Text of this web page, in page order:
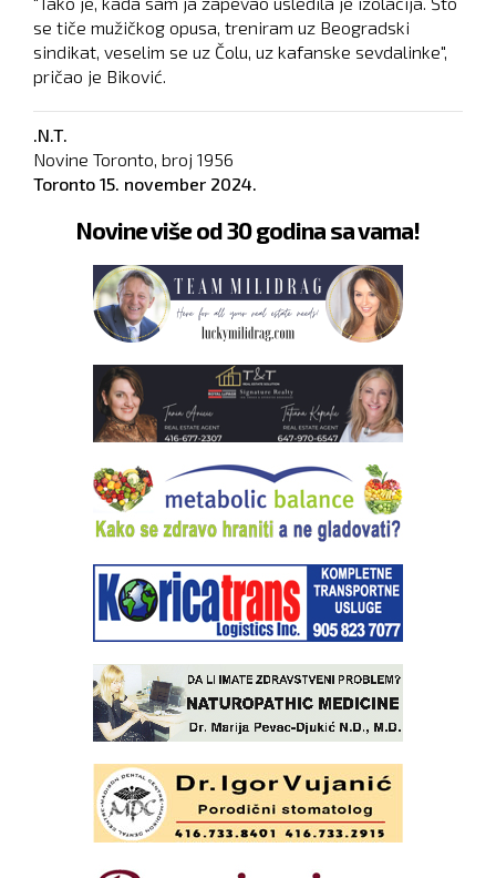
se tiče mužičkog opusa, treniram uz Beogradski
sindikat, veselim se uz Čolu, uz kafanske sevdalinke",
pričao je Biković.
.N.T.
Novine Toronto, broj 1956
Toronto 15. november 2024.
Novine više od 30 godina sa vama!